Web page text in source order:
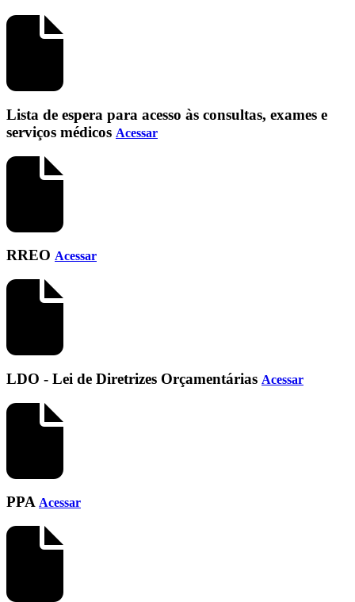
Lista de espera para acesso às consultas, exames e
serviços médicos Acessar
RREO Acessar
LDO - Lei de Diretrizes Orçamentárias Acessar
PPA Acessar